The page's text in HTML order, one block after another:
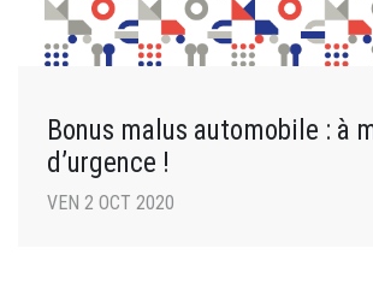
Bonus malus automobile : à
d’urgence !
VEN 2 OCT 2020